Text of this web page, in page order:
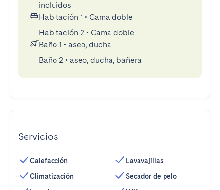
incluidos
Habitación 1 • Cama doble
Habitación 2 • Cama doble
Baño 1 • aseo, ducha
Baño 2 • aseo, ducha, bañera
Servicios
Calefacción
Climatización
Lavavajillas
Secador de pelo